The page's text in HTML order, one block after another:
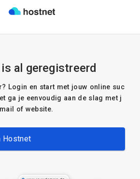
al geregistreerd
Login en start met jouw online suc
ga je eenvoudig aan de slag met j
of website.
Hostnet